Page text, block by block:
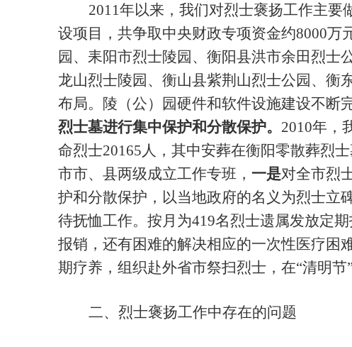
2011年以来，我们对烈士褒扬工作主要
设项目，共争取中央财政专项资金约8000万
园、耒阳市烈士陵园、衡阳县洪市余田烈士
龙山烈士陵园、衡山县紫荆山烈士公园、衡
布局。陵（公）园硬件和软件设施建设不断
烈士墓进行集中保护和分散保护。 2010年，
命烈士20165人，其中安葬在衡阳零散葬烈
市市、县两级成立工作专班， 一是对全市烈
护和分散保护，以当地政府的名义为烈士立
待抚恤工作。按月为419名烈士遗属发放定期
报销，还有困难的解决相应的一次性医疗困
期疗养，组织赴外省市祭扫烈士，在“清明节
二、烈士褒扬工作中存在的问题